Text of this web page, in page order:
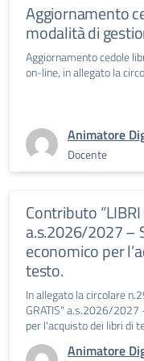
Aggiornamento
modalità di
Aggiornamento cedole
on-line, in allegato la
Animatore
Docente
Contributo “LIBRI
a.s.2026/2027 –
economico per
testo.
In allegato la circolare
GRATIS" a.s.2026/2027
per l'acquisto dei libri di
Animatore